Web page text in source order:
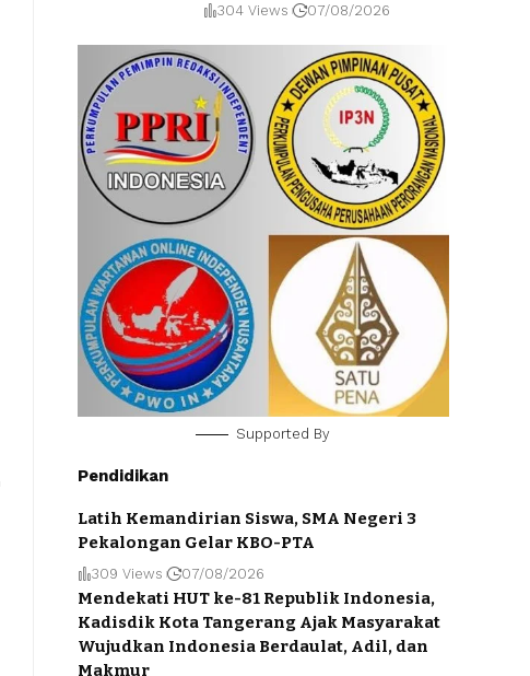
304 Views 07/08/2026
Supported By
Pendidikan
Latih Kemandirian Siswa, SMA Negeri 3
Pekalongan Gelar KBO-PTA
309 Views 07/08/2026
Mendekati HUT ke-81 Republik Indonesia,
Kadisdik Kota Tangerang Ajak Masyarakat
Wujudkan Indonesia Berdaulat, Adil, dan
Makmur